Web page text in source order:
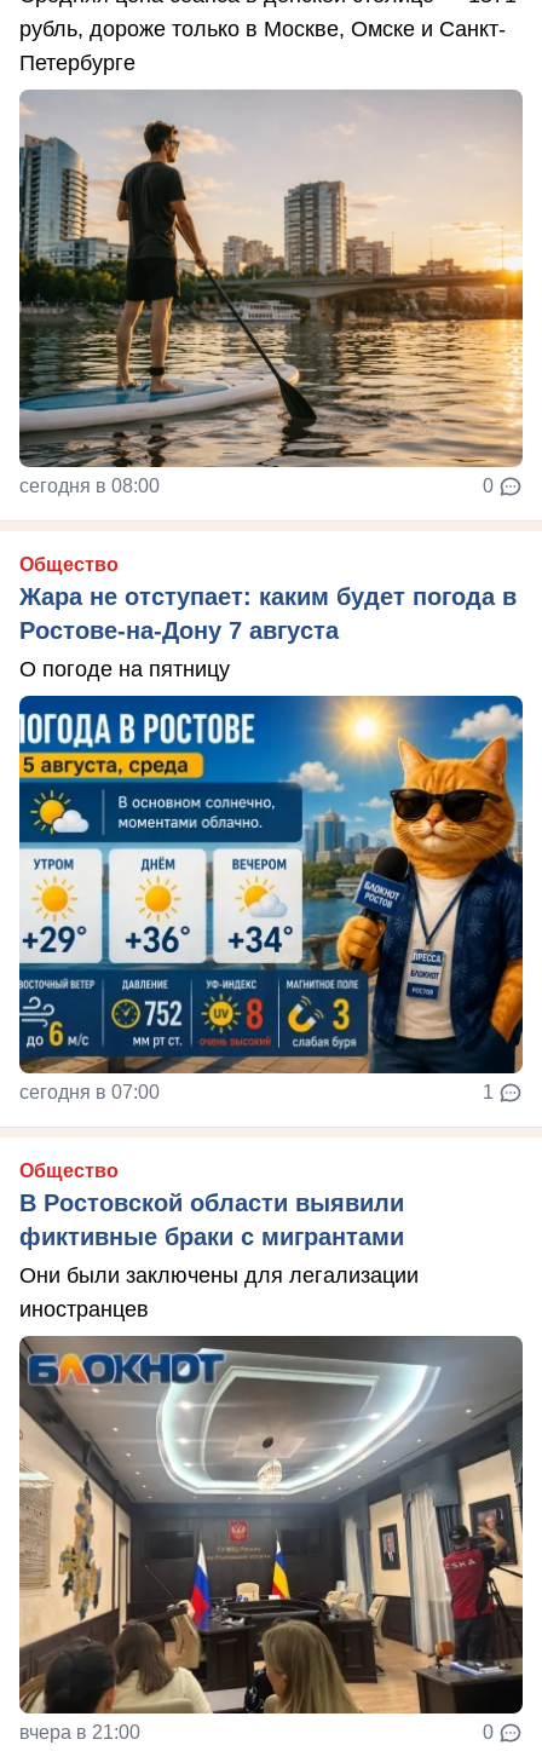
рубль, дороже только в Москве, Омске и Санкт-
Петербурге
сегодня в 08:00 0
Общество
Жара не отступает: каким будет погода в
Ростове-на-Дону 7 августа
О погоде на пятницу
сегодня в 07:00 1
Общество
В Ростовской области выявили
фиктивные браки с мигрантами
Они были заключены для легализации
иностранцев
вчера в 21:00 0